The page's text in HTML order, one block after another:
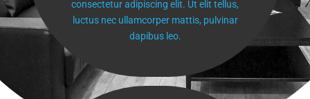
consectetur adipiscing elit. Ut elit tellus,
luctus nec ullamcorper mattis, pulvinar
dapibus leo.